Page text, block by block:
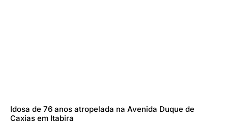
Idosa de 76 anos atropelada na Avenida Duque de
Caxias em Itabira